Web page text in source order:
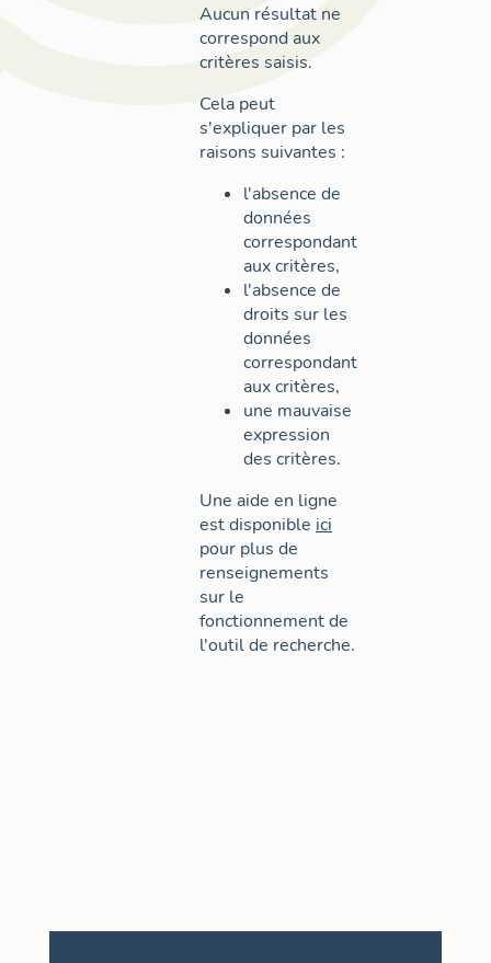
Aucun résultat ne
correspond aux
critères saisis.
Cela peut
s'expliquer par les
raisons suivantes :
l'absence de
données
correspondant
aux critères,
l'absence de
droits sur les
données
correspondant
aux critères,
une mauvaise
expression
des critères.
Une aide en ligne
est disponible ici
pour plus de
renseignements
sur le
fonctionnement de
l'outil de recherche.